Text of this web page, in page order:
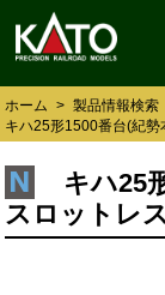
ホーム > 製品情報検索
キハ25形1500番台(紀
キハ25
スロットレ